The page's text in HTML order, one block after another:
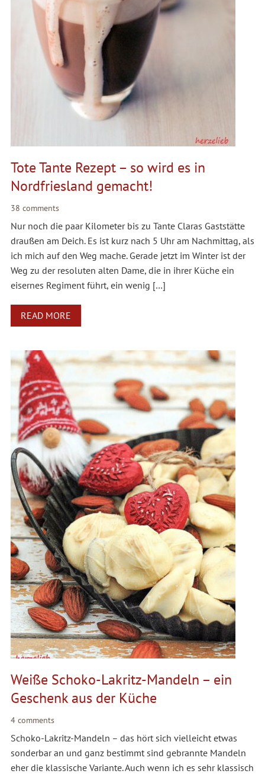
Tote Tante Rezept – so wird es in
Nordfriesland gemacht!
38 comments
Nur noch die paar Kilometer bis zu Tante Claras Gaststätte
draußen am Deich. Es ist kurz nach 5 Uhr am Nachmittag, als
ich mich auf den Weg mache. Gerade jetzt im Winter ist der
Weg zu der resoluten alten Dame, die in ihrer Küche ein
eisernes Regiment führt, ein wenig […]
READ MORE
Weiße Schoko-Lakritz-Mandeln – ein
Geschenk aus der Küche
4 comments
Schoko-Lakritz-Mandeln – das hört sich vielleicht etwas
sonderbar an und ganz bestimmt sind gebrannte Mandeln
eher die klassische Variante. Auch wenn ich es sehr klassisch